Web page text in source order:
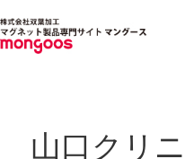
to
content
山口クリ